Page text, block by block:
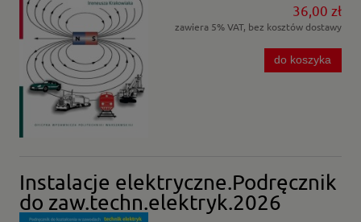
36,00 zł
zawiera 5% VAT, bez kosztów dostawy
do koszyka
Instalacje elektryczne.Podręcznik
do zaw.techn.elektryk.2026